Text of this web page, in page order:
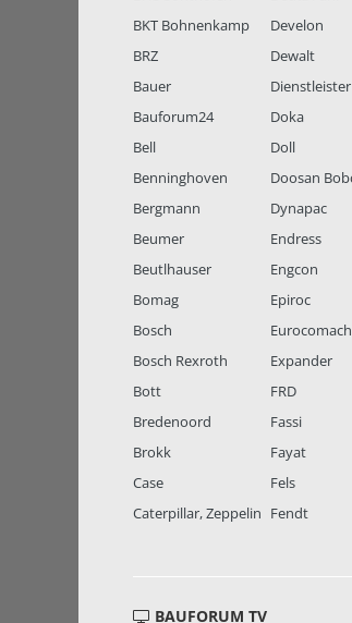
BKT Bohnenkamp
BRZ
Bauer
Bauforum24
Bell
Benninghoven
Bergmann
Beumer
Beutlhauser
Bomag
Bosch
Bosch Rexroth
Bott
Bredenoord
Brokk
Case
Caterpillar, Zeppelin
Develon
Dewalt
Dienstleister
Doka
Doll
Doosan
Dynapac
Endress
Engcon
Epiroc
Eurocomach
Expander
FRD
Fassi
Fayat
Fels
Fendt
BAUFORUM TV